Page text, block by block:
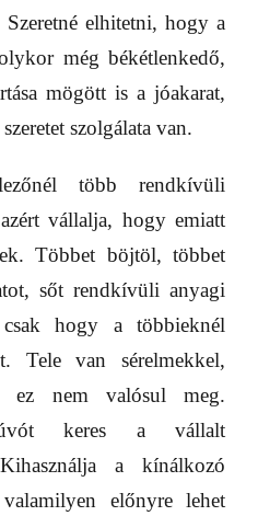
elhitetni, hogy a
még békétlenkedő,
mögött is a jóakarat,
szolgálata van.
több rendkívüli
vállalja, hogy emiatt
Többet böjtöl, többet
sőt rendkívüli anyagi
hogy a többieknél
Tele van sérelmekkel,
ez nem valósul meg.
keres a vállalt
a kínálkozó
előnyre lehet